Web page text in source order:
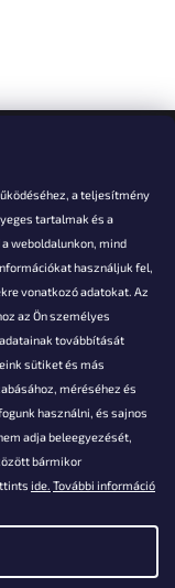
a teljesítmény
tartalmak és a
weboldalunkon, mind
használjuk fel,
vonatkozó adatokat. Az
az Ön személyes
továbbítását
sütiket és más
méréséhez és
használni, és sajnos
adja beleegyezését,
bármikor
ide. További információ